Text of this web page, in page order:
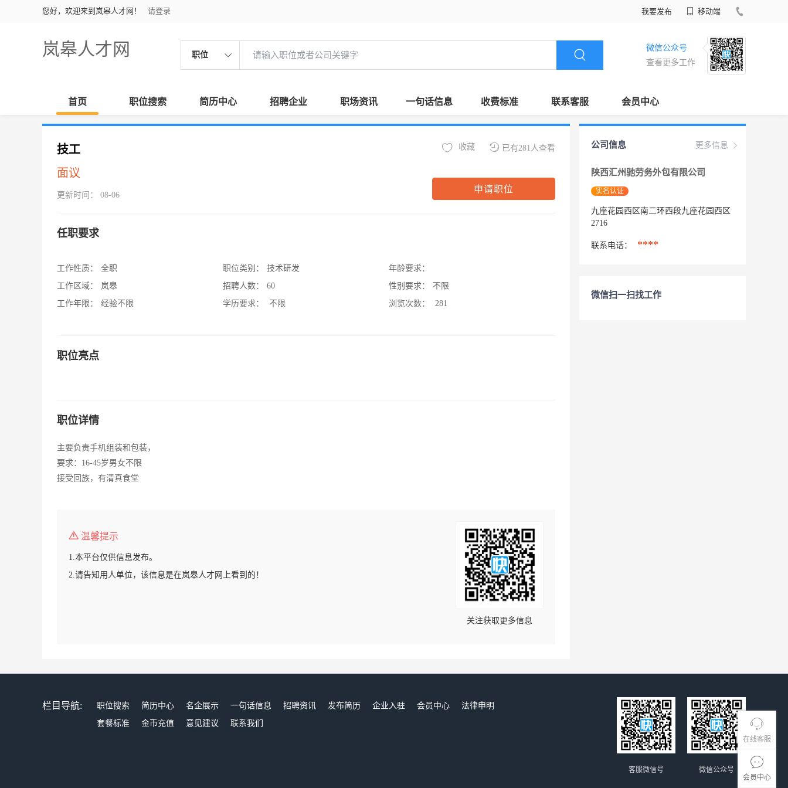
您好，欢迎来到岚皋人才网！ 请登录 我要发布 移动端
岚皋人才网 职位
微信公众号
查看更多工作
首页 职位搜索 简历中心 招聘企业 职场资讯 一句话信息 收费标准 联系客服 会员中心
在线客服
会员中心
技工
面议
更新时间： 08-06
已有281人查看
收藏
申请职位
任职要求
工作性质：
全职
工作区域：
岚皋
工作年限：
经验不限
职位类别：
技术研发
招聘人数：
60
学历要求：
不限
年龄要求：
性别要求：
不限
浏览次数：
281
职位亮点
职位详情
主要负责手机组装和包装，
要求：16-45岁男女不限
接受回族，有清真食堂
温馨提示
1.本平台仅供信息发布。
2.请告知用人单位，该信息是在岚皋人才网上看到的！
关注获取更多信息
更多信息
公司信息
陕西汇州驰劳务外包有限公司
实名认证
九座花园西区南二环西段九座花园西区
2716
联系电话： ****
微信扫一扫找工作
栏目导航: 职位搜索 简历中心 名企展示 一句话信息 招聘资讯 发布简历 企业入驻 会员中心
法律申明
套餐标准
金币充值 意见建议 联系我们
微信公众号
客服微信号